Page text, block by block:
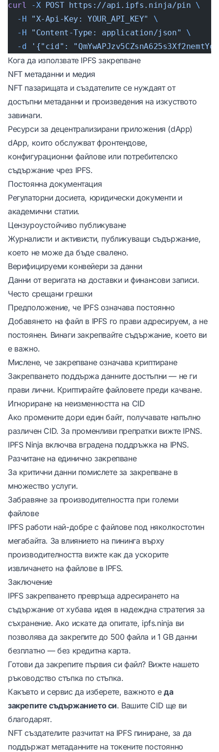
curl -X POST https://api.ipfs.ninja/pin \
  -H
"X-Api-Key: YOUR_API_KEY"
\
  -H
"Content-Type: application/json"
\
  -d
'{"cid":
Кога да използвате IPFS закрепване
NFT метаданни и медия
NFT пазарищата и създателите се нуждаят от
достъпни метаданни и произведения на изкуството
завинаги.
Ресурси за децентрализирани приложения (dApp)
dApp, които обслужват фронтендове,
конфигурационни файлове или потребителско
съдържание чрез IPFS.
Постоянна документация
Регулаторни досиета, юридически документи и
академични статии.
Цензуроустойчиво публикуване
Журналисти и активисти, публикуващи съдържание,
което не може да бъде свалено.
Верифицируеми конвейери за данни
Данни от веригата на доставки и финансови записи.
Често срещани грешки
Предположение, че IPFS означава постоянно
Добавянето на файл в IPFS го правиадресируем, а не
постоянен. Винаги закрепвайте съдържание, което ви
е важно.
Мислене, че закрепване означава криптиране
Закрепването поддържа данните достъпни — не ги
прави лични. Криптирайте файловете преди качване.
Игнориране на неизменността на CID
Ако промените дори един байт, получавате напълно
различен CID. За променливи препратки вижте IPNS.
IPFS Ninja включва вградена поддръжка на IPNS.
Разчитане на единично закрепване
За критични данни помислете за закрепване в
множество услуги.
Забравяне за производителността при големи
файлове
IPFS работи най-добре с файлове под няколкостотин
мегабайта. За влиянието на пининга върху
производителността вижте как да ускорите
извличането на файлове в IPFS.
Заключение
IPFS закрепването превръща адресирането на
съдържание от хубава идея в надеждна стратегия за
съхранение. Ако искате да опитате, ipfs.ninja ви
позволява да закрепите до 500 файла и 1 GB данни
безплатно — без кредитна карта.
Готови да закрепите първия си файл? Вижте нашето
ръководство стъпка по стъпка.
Какъвто и сервис да изберете, важното еда
закрепите съдържанието си. Вашите CID ще ви
благодарят.
NFT създателите разчитат на IPFS пиниране, за да
поддържат метаданните на токените постоянно